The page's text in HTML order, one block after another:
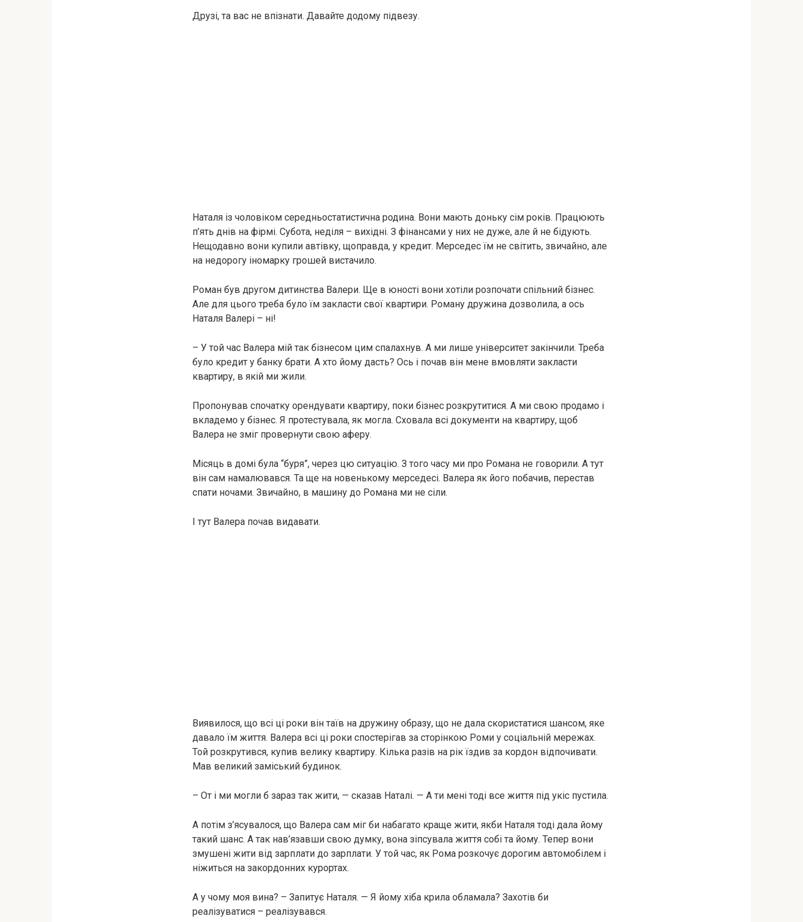
Друзі, та вас не впізнати. Давайте додому підвезу.
Наталя із чоловіком середньостатистична родина. Вони мають доньку сім років. Працюють
п’ять днів на фірмі. Субота, неділя – вихідні. З фінансами у них не дуже, але й не бідують.
Нещодавно вони купили автівку, щоправда, у кредит. Мерседес їм не світить, звичайно, але
на недорогу іномарку грошей вистачило.
Роман був другом дитинства Валери. Ще в юності вони хотіли розпочати спільний бізнес.
Але для цього треба було їм закласти свої квартири. Роману дружина дозволила, а ось
Наталя Валері – ні!
– У той час Валера мій так бізнесом цим спалахнув. А ми лише університет закінчили. Треба
було кредит у банку брати. А хто йому дасть? Ось і почав він мене вмовляти закласти
квартиру, в якій ми жили.
Пропонував спочатку орендувати квартиру, поки бізнес розкрутитися. А ми свою продамо і
вкладемо у бізнес. Я протестувала, як могла. Сховала всі документи на квартиру, щоб
Валера не зміг провернути свою аферу.
Місяць в домі була “буря”, через цю ситуацію. З того часу ми про Романа не говорили. А тут
він сам намалювався. Та ще на новенькому мерседесі. Валера як його побачив, перестав
спати ночами. Звичайно, в машину до Романа ми не сіли.
І тут Валера почав видавати.
Виявилося, що всі ці роки він таїв на дружину образу, що не дала скористатися шансом, яке
давало їм життя. Валера всі ці роки спостерігав за сторінкою Роми у соціальній мережах.
Той розкрутився, купив велику квартиру. Кілька разів на рік їздив за кордон відпочивати.
Мав великий заміський будинок.
– От і ми могли б зараз так жити, — сказав Наталі. — А ти мені тоді все життя під укіс пустила.
А потім з’ясувалося, що Валера сам міг би набагато краще жити, якби Наталя тоді дала йому
такий шанс. А так нав’язавши свою думку, вона зіпсувала життя собі та йому. Тепер вони
змушені жити від зарплати до зарплати. У той час, як Рома розкочує дорогим автомобілем і
ніжиться на закордонних курортах.
А у чому моя вина? – Запитує Наталя. — Я йому хіба крила обламала? Захотів би
реалізуватися – реалізувався.